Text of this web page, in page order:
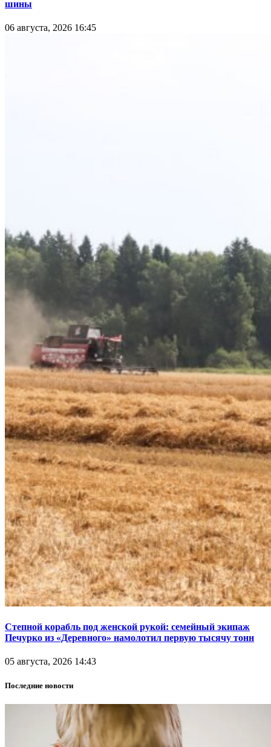
шины
06 августа, 2026 16:45
Степной корабль под женской рукой: семейный экипаж
Печурко из «Деревного» намолотил первую тысячу тонн
05 августа, 2026 14:43
Последние новости